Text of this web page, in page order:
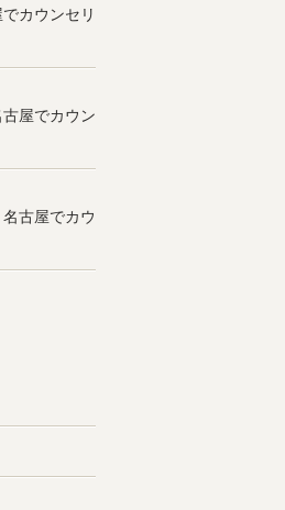
カウンセリ
屋でカウン
古屋でカウ